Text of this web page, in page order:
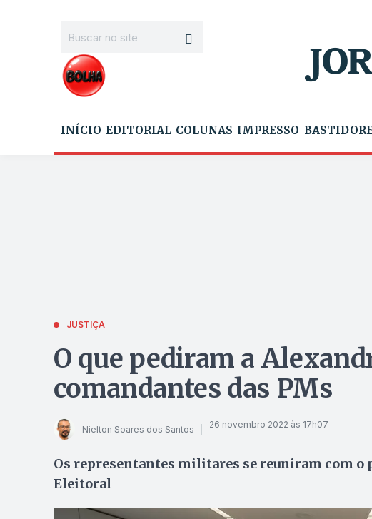
INÍCIO EDITORIAL COLUNAS IMPRESSO
JUSTIÇA
O que pediram a
comandantes das PMs
Nielton Soares dos Santos 26 novembro 2022 às 17h07
Os representantes militares se reuniram com
Eleitoral